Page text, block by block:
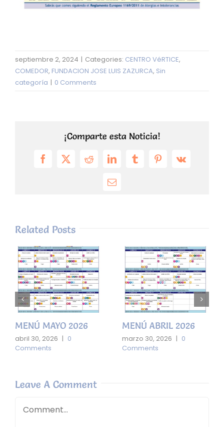
septiembre 2, 2024 | Categories: CENTRO VéRTICE,
COMEDOR, FUNDACION JOSE LUIS ZAZURCA, Sin
categoría | 0 Comments
¡Comparte esta Noticia!
Facebook
X RedditLinkedInTumblrPinterest
Vk
Email
Related Posts
MENÚ MAYO 2026
abril 30, 2026 | 0
Comments
MENÚ ABRIL 2026
marzo 30, 2026 | 0
Comments
Leave A Comment